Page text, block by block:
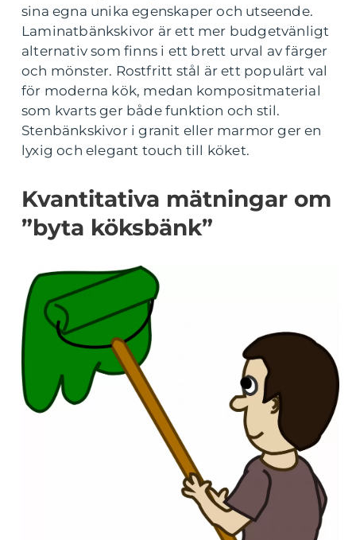
sina egna unika egenskaper och utseende.
Laminatbänkskivor är ett mer budgetvänligt
alternativ som finns i ett brett urval av färger
och mönster. Rostfritt stål är ett populärt val
för moderna kök, medan kompositmaterial
som kvarts ger både funktion och stil.
Stenbänkskivor i granit eller marmor ger en
lyxig och elegant touch till köket.
Kvantitativa mätningar om
”byta köksbänk”